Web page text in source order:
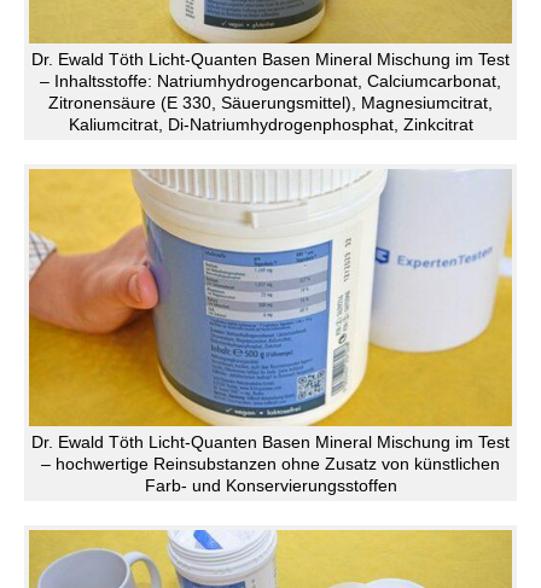
Dr. Ewald Töth Licht-Quanten Basen Mineral Mischung im Test
– Inhaltsstoffe: Natriumhydrogencarbonat, Calciumcarbonat,
Zitronensäure (E 330, Säuerungsmittel), Magnesiumcitrat,
Kaliumcitrat, Di-Natriumhydrogenphosphat, Zinkcitrat
Dr. Ewald Töth Licht-Quanten Basen Mineral Mischung im Test
– hochwertige Reinsubstanzen ohne Zusatz von künstlichen
Farb- und Konservierungsstoffen